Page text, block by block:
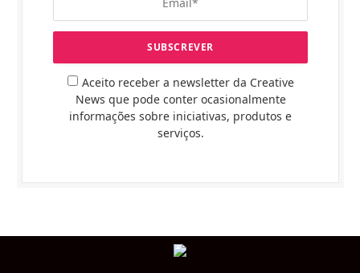
Aceito receber a newsletter da Creative
News que pode conter ocasionalmente
informações sobre iniciativas, produtos e
serviços.